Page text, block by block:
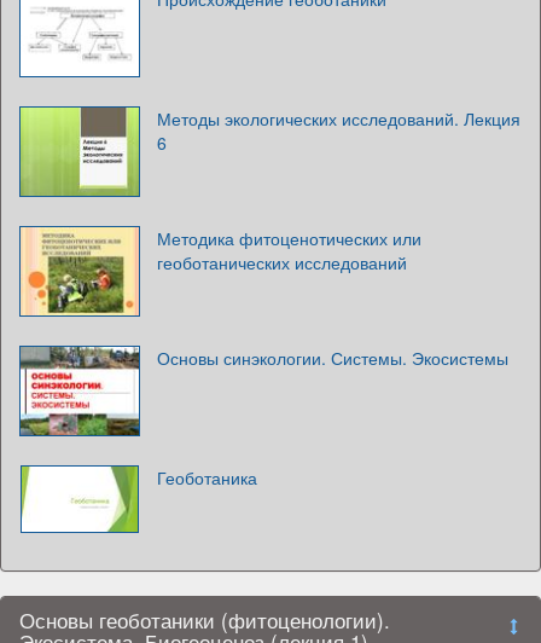
Методы экологических исследований. Лекция
6
Методика фитоценотических или
геоботанических исследований
Основы синэкологии. Системы. Экосистемы
Геоботаника
Основы геоботаники (фитоценологии).